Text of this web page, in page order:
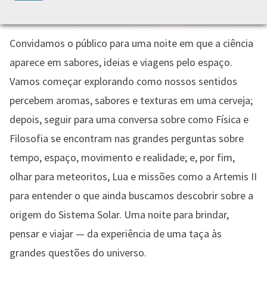
Convidamos o público para uma noite em que a ciência
aparece em sabores, ideias e viagens pelo espaço.
Vamos começar explorando como nossos sentidos
percebem aromas, sabores e texturas em uma cerveja;
depois, seguir para uma conversa sobre como Física e
Filosofia se encontram nas grandes perguntas sobre
tempo, espaço, movimento e realidade; e, por fim,
olhar para meteoritos, Lua e missões como a Artemis II
para entender o que ainda buscamos descobrir sobre a
origem do Sistema Solar. Uma noite para brindar,
pensar e viajar — da experiência de uma taça às
grandes questões do universo.